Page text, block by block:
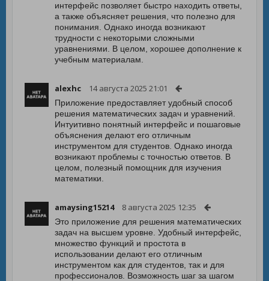
интерфейс позволяет быстро находить ответы,
а также объясняет решения, что полезно для
понимания. Однако иногда возникают
трудности с некоторыми сложными
уравнениями. В целом, хорошее дополнение к
учебным материалам.
alexhc 14 августа 2025 21:01
Приложение предоставляет удобный способ
решения математических задач и уравнений.
Интуитивно понятный интерфейс и пошаговые
объяснения делают его отличным
инструментом для студентов. Однако иногда
возникают проблемы с точностью ответов. В
целом, полезный помощник для изучения
математики.
amaysing15214 8 августа 2025 12:35
Это приложение для решения математических
задач на высшем уровне. Удобный интерфейс,
множество функций и простота в
использовании делают его отличным
инструментом как для студентов, так и для
профессионалов. Возможность шаг за шагом